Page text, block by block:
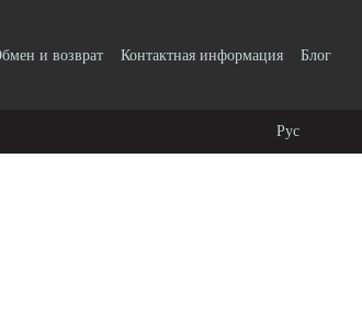
и возврат Контактная информация
Блог
Рус